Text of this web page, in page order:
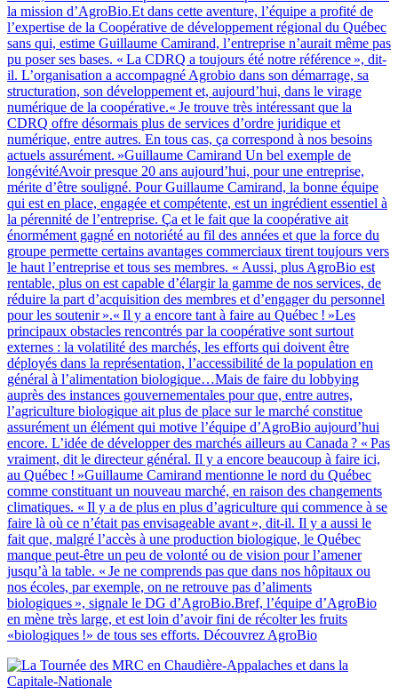
la mission d’AgroBio.Et dans cette aventure, l’équipe a profité de
l’expertise de la Coopérative de développement régional du Québec
sans qui, estime Guillaume Camirand, l’entreprise n’aurait même pas
pu poser ses bases. « La CDRQ a toujours été notre référence », dit-
il. L’organisation a accompagné Agrobio dans son démarrage, sa
structuration, son développement et, aujourd’hui, dans le virage
numérique de la coopérative.« Je trouve très intéressant que la
CDRQ offre désormais plus de services d’ordre juridique et
numérique, entre autres. En tous cas, ça correspond à nos besoins
actuels assurément. »Guillaume Camirand Un bel exemple de
longévitéAvoir presque 20 ans aujourd’hui, pour une entreprise,
mérite d’être souligné. Pour Guillaume Camirand, la bonne équipe
qui est en place, engagée et compétente, est un ingrédient essentiel à
la pérennité de l’entreprise. Ça et le fait que la coopérative ait
énormément gagné en notoriété au fil des années et que la force du
groupe permette certains avantages commerciaux tirent toujours vers
le haut l’entreprise et tous ses membres. « Aussi, plus AgroBio est
rentable, plus on est capable d’élargir la gamme de nos services, de
réduire la part d’acquisition des membres et d’engager du personnel
pour les soutenir ».« Il y a encore tant à faire au Québec ! »Les
principaux obstacles rencontrés par la coopérative sont surtout
externes : la volatilité des marchés, les efforts qui doivent être
déployés dans la représentation, l’accessibilité de la population en
général à l’alimentation biologique…Mais de faire du lobbying
auprès des instances gouvernementales pour que, entre autres,
l’agriculture biologique ait plus de place sur le marché constitue
assurément un élément qui motive l’équipe d’AgroBio aujourd’hui
encore. L’idée de développer des marchés ailleurs au Canada ? « Pas
vraiment, dit le directeur général. Il y a encore beaucoup à faire ici,
au Québec ! »Guillaume Camirand mentionne le nord du Québec
comme constituant un nouveau marché, en raison des changements
climatiques. « Il y a de plus en plus d’agriculture qui commence à se
faire là où ce n’était pas envisageable avant », dit-il. Il y a aussi le
fait que, malgré l’accès à une production biologique, le Québec
manque peut-être un peu de volonté ou de vision pour l’amener
jusqu’à la table. « Je ne comprends pas que dans nos hôpitaux ou
nos écoles, par exemple, on ne retrouve pas d’aliments
biologiques », signale le DG d’AgroBio.Bref, l’équipe d’AgroBio
en mène très large, et est loin d’avoir fini de récolter les fruits
«biologiques !» de tous ses efforts. Découvrez AgroBio